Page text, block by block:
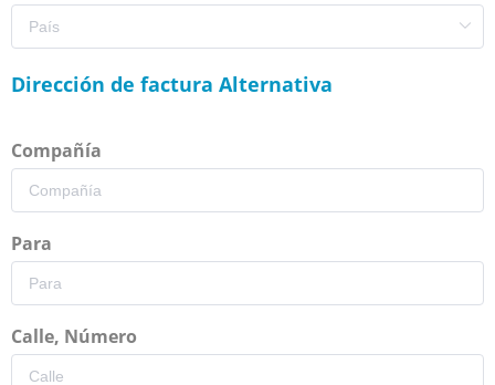
Dirección de factura Alternativa
Compañía
Para
Calle, Número